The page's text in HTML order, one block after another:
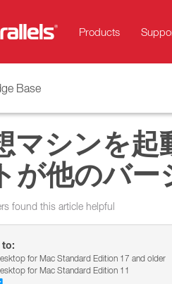
Products
Base
マシンを起
が他のバ
found this article helpful
for Mac Standard Edition 17 and older
for Mac Standard Edition 11